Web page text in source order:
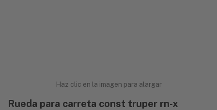
Haz clic en la imagen para alargar
Rueda para carreta const truper rn-x